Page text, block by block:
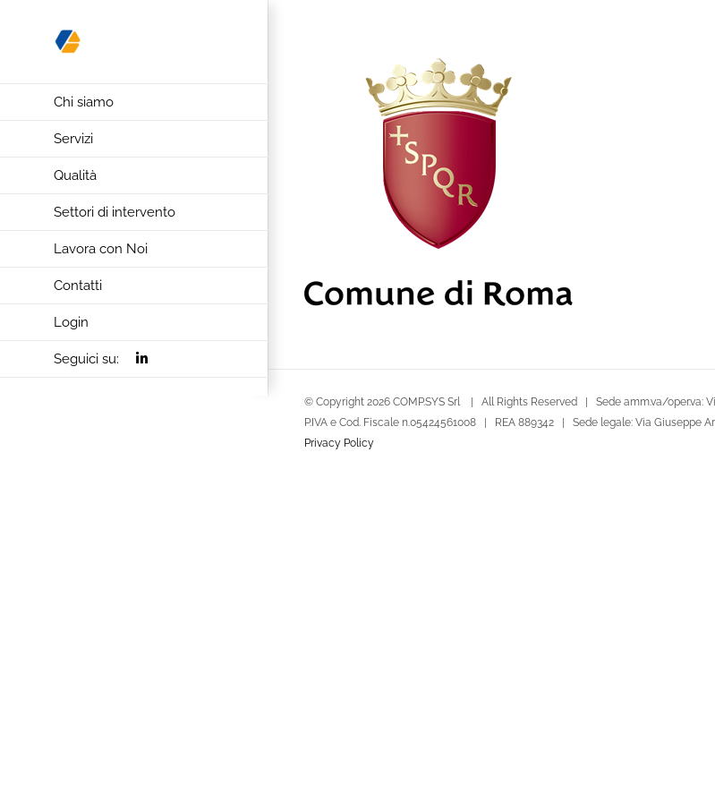
Chi siamo
Servizi
Qualità
Settori di intervento
Lavora con Noi
Contatti
Login
Seguici su:
© Copyright 2026 COMP.SYS Srl | All Rights Reserved | Sede amm.va/oper.va:
P.IVA e Cod. Fiscale n.05424561008 | REA 889342 | Sede legale: Via Giuseppe
Privacy Policy